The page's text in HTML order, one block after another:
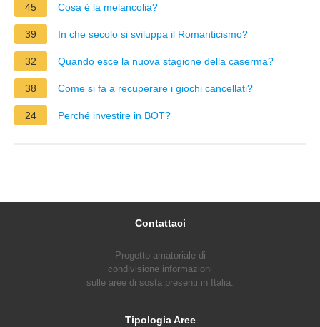
45 Cosa è la melancolia?
39 In che secolo si sviluppa il Romanticismo?
32 Quando esce la nuova stagione della caserma?
38 Come si fa a recuperare i giochi cancellati?
24 Perché investire in BOT?
Contattaci
Progetto amatoriale di
condivisione informazioni
sulle aree di sosta presenti in Italia.
Tipologia Aree